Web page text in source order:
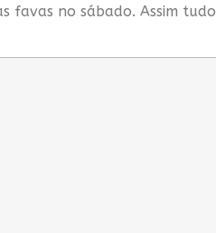
favas no sábado. Assim tudo